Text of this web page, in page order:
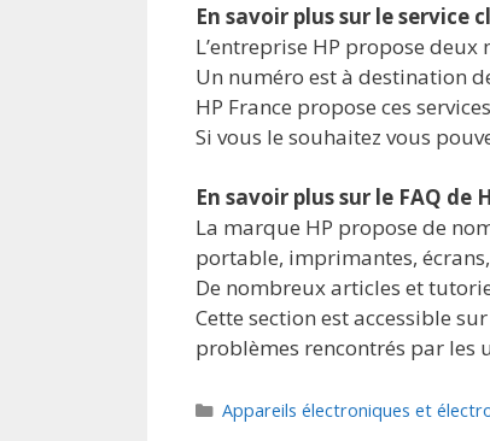
En savoir plus sur le service
L’entreprise HP propose
Un numéro est à destination
HP France propose ces
Si vous le souhaitez vous
En savoir plus sur le FAQ de
La marque HP propose de
portable, imprimantes,
De nombreux articles et
Cette section est accessible
problèmes rencontrés par
Catégories
Appareils électroniques et